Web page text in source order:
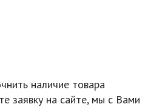
наличие товара
заявку на сайте, мы с Вами